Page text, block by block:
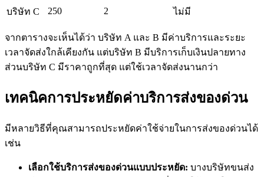
บริษัท C
250 2 ไม่มี
จากตารางจะเห็นได้ว่า บริษัท A และ B มีค่าบริการและระยะ
เวลาจัดส่งใกล้เคียงกัน แต่บริษัท B มีบริการเก็บเงินปลายทาง
ส่วนบริษัท C มีราคาถูกที่สุด แต่ใช้เวลาจัดส่งนานกว่า
เทคนิคการประหยัดค่าบริการส่งของด่วน
มีหลายวิธีที่คุณสามารถประหยัดค่าใช้จ่ายในการส่งของด่วนได้
เช่น
เลือกใช้บริการส่งของด่วนแบบประหยัด: บางบริษัทขนส่ง